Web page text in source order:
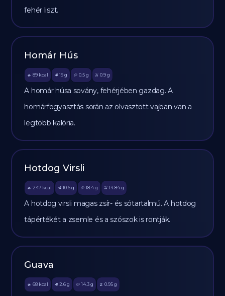
fehér liszt.
Homár Hús
🔥 89 kcal 🥩 19 g 🥔 0.5g 🫒 0.9 g
A homár húsa sovány, fehérjében gazdag. A
homárfogyasztás során az olvasztott vajban van a
legtöbb kalória.
Hotdog Virsli
🔥 247 kcal 🥩 10.6 g 🥔 18.4g 🫒 14.84 g
A hotdog virsli magas zsír- és sótartalmú. A hotdog
tápértékét a zsemle és a szószok is rontják.
Guava
🔥 68 kcal 🥩 2.6 g 🥔 14.3g 🫒 0.95 g